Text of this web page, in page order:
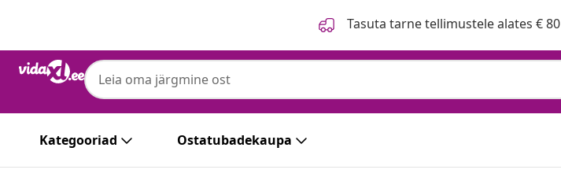
Tasuta tarne tellimustele alates € 80
Kategooriad Ostatubadekaupa